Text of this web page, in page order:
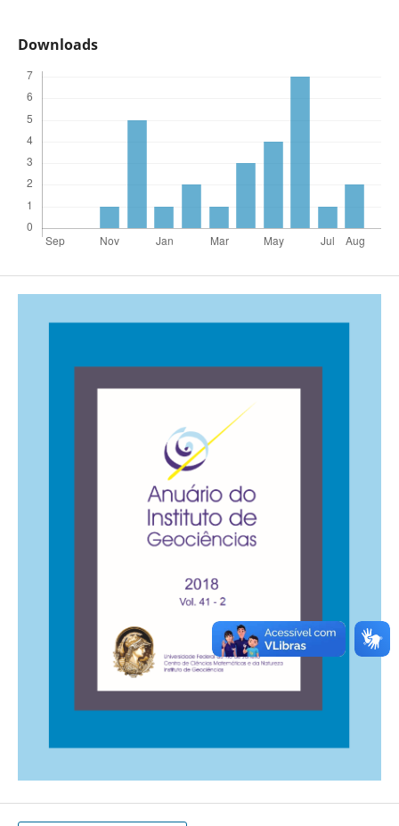
Downloads